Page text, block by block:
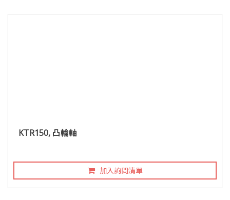
KTR150, 凸輪軸
加入詢問清單